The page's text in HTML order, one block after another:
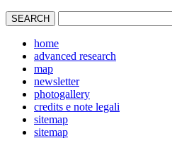
home
advanced research
map
newsletter
photogallery
credits e note legali
sitemap
sitemap